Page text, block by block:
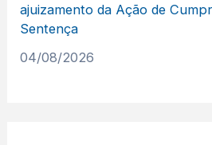
ajuizamento da Ação de
Sentença
04/08/2026